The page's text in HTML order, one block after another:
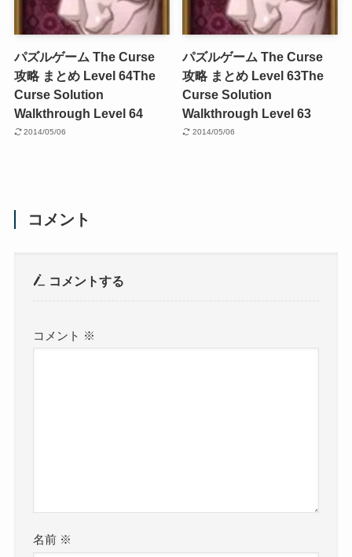
パズルゲーム The Curse
攻略 まとめ Level 64The
Curse Solution
Walkthrough Level 64
2014/05/06
パズルゲーム The Curse
攻略 まとめ Level 63The
Curse Solution
Walkthrough Level 63
2014/05/06
コメント
コメントする
コメント ※
名前 ※